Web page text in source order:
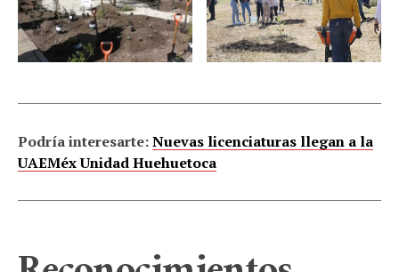
Podría interesarte:Nuevas licenciaturas llegan a la
UAEMéx Unidad Huehuetoca